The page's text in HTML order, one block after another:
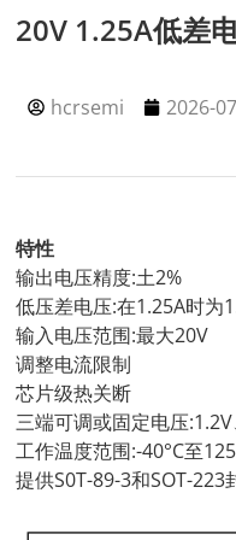
20V 1.25A低差
hcrsemi 2026-
特性
输出电压精度:土2%
低压差电压:在1.25A时为
输入电压范围:最大20V
调整电流限制
芯片级热关断
三端可调或固定电压
工作温度范围:-40°C至
提供S0T-89-3和SOT-223